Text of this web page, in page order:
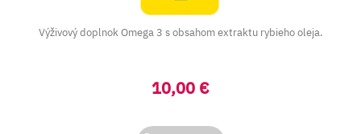
Výživový doplnok Omega 3 s obsahom extraktu rybieho oleja.
10,00 €